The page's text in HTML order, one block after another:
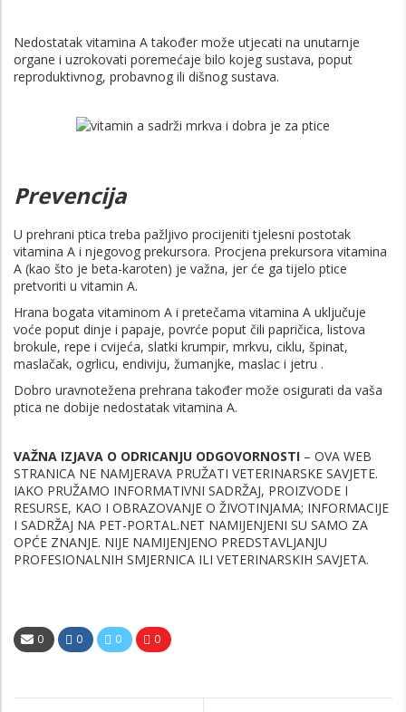
Nedostatak vitamina A također može utjecati na unutarnje
organe i uzrokovati poremećaje bilo kojeg sustava, poput
reproduktivnog, probavnog ili dišnog sustava.
Prevencija
U prehrani ptica treba pažljivo procijeniti tjelesni postotak
vitamina A i njegovog prekursora. Procjena prekursora vitamina
A (kao što je beta-karoten) je važna, jer će ga tijelo ptice
pretvoriti u vitamin A.
Hrana bogata vitaminom A i pretečama vitamina A uključuje
voće poput dinje i papaje, povrće poput čili papričica, listova
brokule, repe i cvijeća, slatki krumpir, mrkvu, ciklu, špinat,
maslačak, ogrlicu, endiviju, žumanjke, maslac i jetru .
Dobro uravnotežena prehrana također može osigurati da vaša
ptica ne dobije nedostatak vitamina A.
VAŽNA IZJAVA O ODRICANJU ODGOVORNOSTI – OVA WEB
STRANICA NE NAMJERAVA PRUŽATI VETERINARSKE SAVJETE.
IAKO PRUŽAMO INFORMATIVNI SADRŽAJ, PROIZVODE I
RESURSE, KAO I OBRAZOVANJE O ŽIVOTINJAMA; INFORMACIJE
I SADRŽAJ NA PET-PORTAL.NET NAMIJENJENI SU SAMO ZA
OPĆE ZNANJE. NIJE NAMIJENJENO PREDSTAVLJANJU
PROFESIONALNIH SMJERNICA ILI VETERINARSKIH SAVJETA.
0 0 0 0